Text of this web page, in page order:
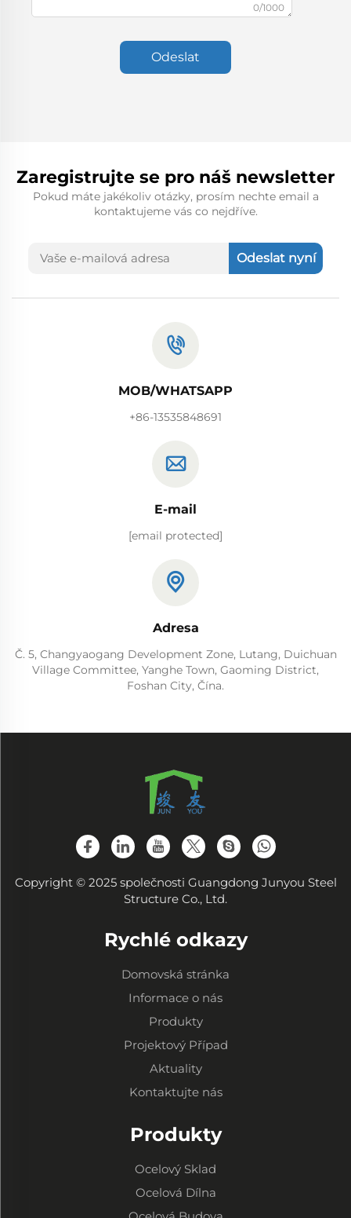
0/1000
Odeslat
Zaregistrujte se pro náš newsletter
Pokud máte jakékoliv otázky, prosím nechte email a
kontaktujeme vás co nejdříve.
Odeslat nyní
MOB/WHATSAPP
+86-13535848691
E-mail
[email protected]
Adresa
Č. 5, Changyaogang Development Zone, Lutang, Duichuan
Village Committee, Yanghe Town, Gaoming District,
Foshan City, Čína.
Copyright © 2025 společnosti Guangdong Junyou Steel
Structure Co., Ltd.
Rychlé odkazy
Domovská stránka
Informace o nás
Produkty
Projektový Případ
Aktuality
Kontaktujte nás
Produkty
Ocelový Sklad
Ocelová Dílna